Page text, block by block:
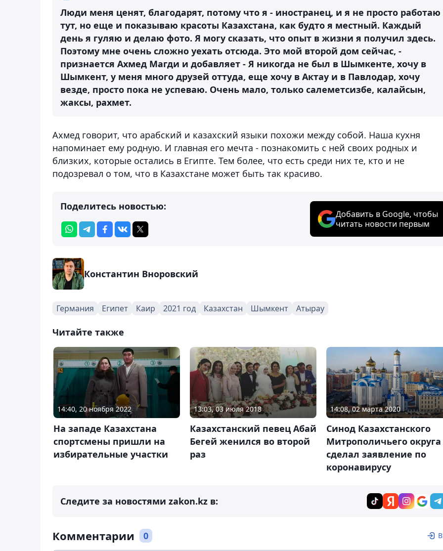
Люди меня ценят, благодарят, потому что я - иностранец, и я не просто работаю
тут, но еще и показываю красоты Казахстана, как будто я местный. Каждый
день я гуляю и делаю фото. Я могу сказать, что опыт в жизни я получил здесь.
Поэтому мне очень сложно уехать отсюда. Это мой второй дом сейчас, -
признается Ахмед Магди и добавляет - Я никогда не был в Шымкенте, хочу в
Шымкент, у меня много друзей оттуда, еще хочу в Актау и в Павлодар, хочу
везде, просто пока не успеваю. Очень мало, только салеметсизбе, калайсын,
жаксы, рахмет.
Ахмед говорит, что арабский и казахский языки похожи между собой. Наша кухня
напоминает ему родную. И главная его мечта - познакомить с ней своих родных и
близких, которые остались в Египте. Тем более, что есть среди них те, кто и не
подозревал о том, что в Казахстане может быть так красиво.
Поделитесь новостью:
Добавить в Google, чтобы
читать новости первым
Константин Вноровский
Германия Египет Каир 2021 год Казахстан Шымкент Атырау
Читайте также
14:40, 20 ноября 2022
На западе Казахстана
спортсмены пришли на
избирательные участки
13:03, 03 июля 2018
Казахстанский певец Абай
Бегей женился во второй
раз
14:08, 02 марта 2020
Синод Казахстанского
Митрополичьего округа
сделал заявление по
коронавирусу
Следите за новостями zakon.kz в:
Комментарии 0